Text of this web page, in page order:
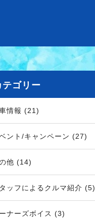
テゴリー
情報 (21)
ント/キャンペーン (27)
他 (14)
ッフによるクルマ紹介 (5)
ナーズボイス (3)